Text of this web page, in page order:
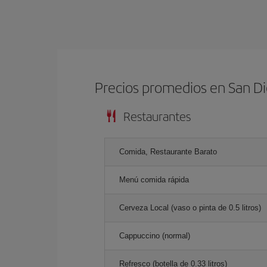
Precios promedios en San
Restaurantes
Comida, Restaurante Barato
Menú comida rápida
Cerveza Local (vaso o pinta de 0.5 litros)
Cappuccino (normal)
Refresco (botella de 0.33 litros)